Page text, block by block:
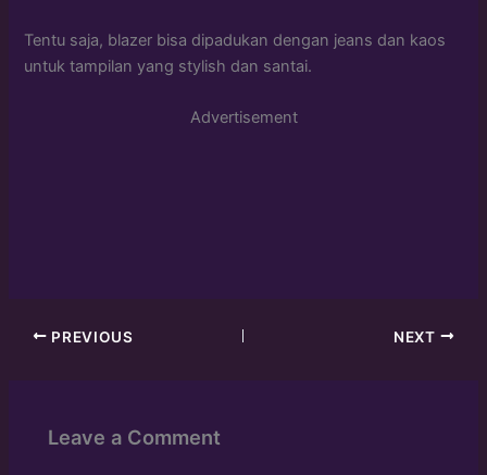
Tentu saja, blazer bisa dipadukan dengan jeans dan kaos
untuk tampilan yang stylish dan santai.
Advertisement
PREVIOUS NEXT
Leave a Comment